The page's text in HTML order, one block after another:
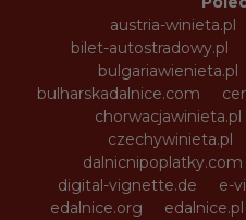
austria-winieta.pl
bilet-autostradowy.pl
bulgariawienieta.pl
bulharskadalnice.com
chorwacjawinieta.pl
czechywinieta.pl
dalnicnipoplatky.com
digital-vignette.de
e-
edalnice.org
edalnice.pl